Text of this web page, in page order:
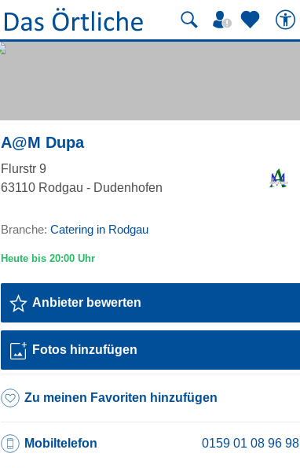
A@M Dupa
Flurstr 9
63110 Rodgau - Dudenhofen
Branche: Catering in Rodgau
Anbieter bewerten
Fotos hinzufügen
Zu meinen Favoriten hinzufügen
Mobiltelefon